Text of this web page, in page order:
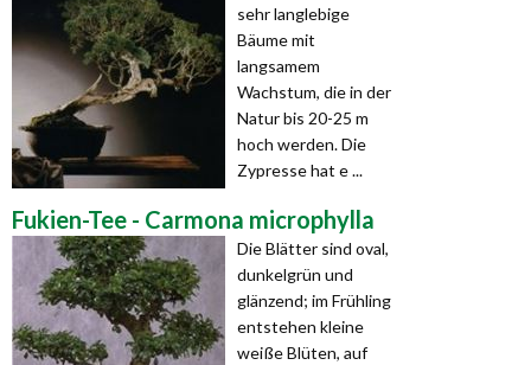
sehr langlebige
Bäume mit
langsamem
Wachstum, die in der
Natur bis 20-25 m
hoch werden. Die
Zypresse hat e ...
Fukien-Tee - Carmona microphylla
Die Blätter sind oval,
dunkelgrün und
glänzend; im Frühling
entstehen kleine
weiße Blüten, auf